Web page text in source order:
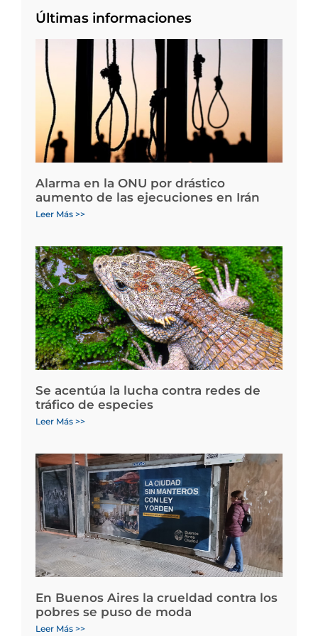
Últimas informaciones
Alarma en la ONU por drástico
aumento de las ejecuciones en Irán
Leer Más >>
Se acentúa la lucha contra redes de
tráfico de especies
Leer Más >>
En Buenos Aires la crueldad contra los
pobres se puso de moda
Leer Más >>